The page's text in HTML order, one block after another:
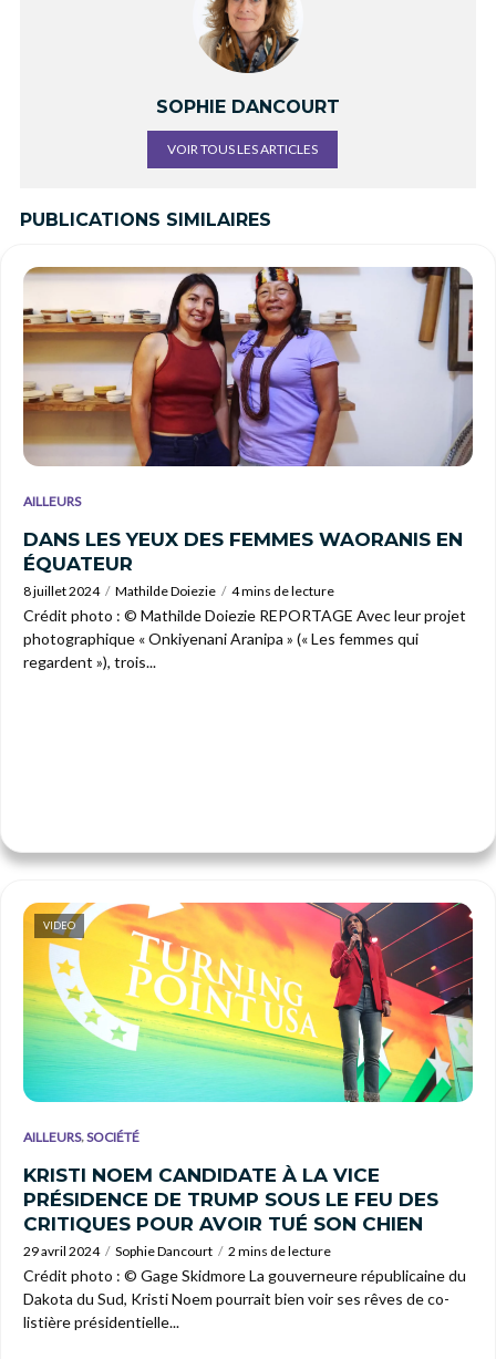
SOPHIE DANCOURT
VOIR TOUS LES ARTICLES
PUBLICATIONS SIMILAIRES
AILLEURS
DANS LES YEUX DES FEMMES WAORANIS EN
ÉQUATEUR
8 juillet 2024 Mathilde Doiezie 4 mins de lecture
Crédit photo : © Mathilde Doiezie REPORTAGE Avec leur projet
photographique « Onkiyenani Aranipa » (« Les femmes qui
regardent »), trois...
VIDEO
AILLEURS,SOCIÉTÉ
KRISTI NOEM CANDIDATE À LA VICE
PRÉSIDENCE DE TRUMP SOUS LE FEU DES
CRITIQUES POUR AVOIR TUÉ SON CHIEN
29 avril 2024 Sophie Dancourt 2 mins de lecture
Crédit photo : © Gage Skidmore La gouverneure républicaine du
Dakota du Sud, Kristi Noem pourrait bien voir ses rêves de co-
listière présidentielle...